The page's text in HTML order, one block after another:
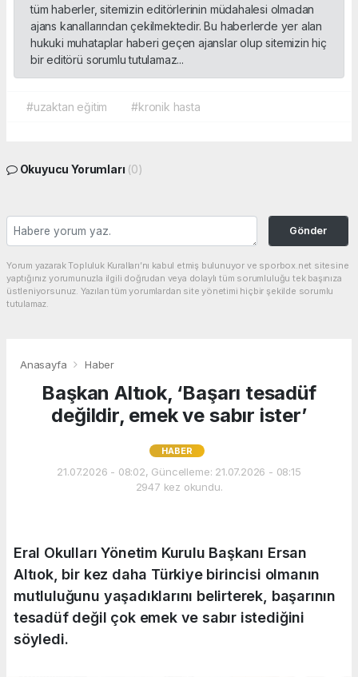
tüm haberler, sitemizin editörlerinin müdahalesi olmadan
ajans kanallarından çekilmektedir. Bu haberlerde yer alan
hukuki muhataplar haberi geçen ajanslar olup sitemizin hiç
bir editörü sorumlu tutulamaz...
#uzaktan eğitim #kronik hasta
Okuyucu Yorumları (0)
Gönder
Yorum yazarak Topluluk Kuralları’nı kabul etmiş bulunuyor ve sporbox.net sitesine
yaptığınız yorumunuzla ilgili doğrudan veya dolaylı tüm sorumluluğu tek başınıza
üstleniyorsunuz. Yazılan tüm yorumlardan site yönetimi hiçbir şekilde sorumlu
tutulamaz.
Anasayfa Haber
Başkan Altıok, ‘Başarı tesadüf
değildir, emek ve sabır ister’
HABER
21.07.2026 - 08:02, Güncelleme: 21.07.2026 - 08:15
2947 kez okundu.
Eral Okulları Yönetim Kurulu Başkanı Ersan
Altıok, bir kez daha Türkiye birincisi olmanın
mutluluğunu yaşadıklarını belirterek, başarının
tesadüf değil çok emek ve sabır istediğini
söyledi.